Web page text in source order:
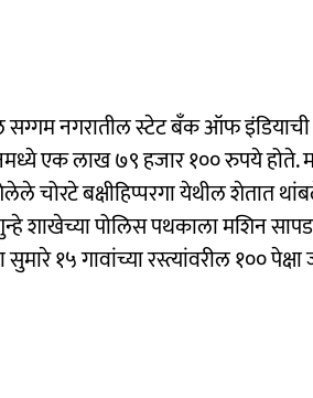
नगरातील स्टेट बॅंक ऑफ इंडियाची
एक लाख ७९ हजार १०० रुपये होते.
गेलेले चोरटे बक्षीहिप्परगा येथील शेतात
शाखेच्या पोलिस पथकाला मशिन
सुमारे १५ गावांच्या रस्त्यांवरील १००